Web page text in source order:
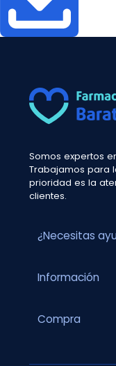
Somos expertos
Trabajamos para
prioridad es la
clientes.
¿Necesitas
Información
Compra